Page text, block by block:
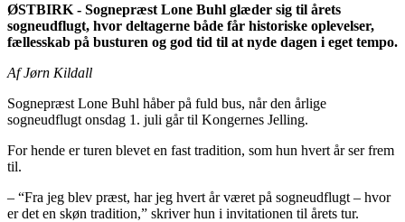
ØSTBIRK - Sognepræst Lone Buhl glæder sig til årets
sogneudflugt, hvor deltagerne både får historiske oplevelser,
fællesskab på busturen og god tid til at nyde dagen i eget tempo.
Af Jørn Kildall
Sognepræst Lone Buhl håber på fuld bus, når den årlige
sogneudflugt onsdag 1. juli går til Kongernes Jelling.
For hende er turen blevet en fast tradition, som hun hvert år ser frem
til.
– “Fra jeg blev præst, har jeg hvert år været på sogneudflugt – hvor
er det en skøn tradition,” skriver hun i invitationen til årets tur.